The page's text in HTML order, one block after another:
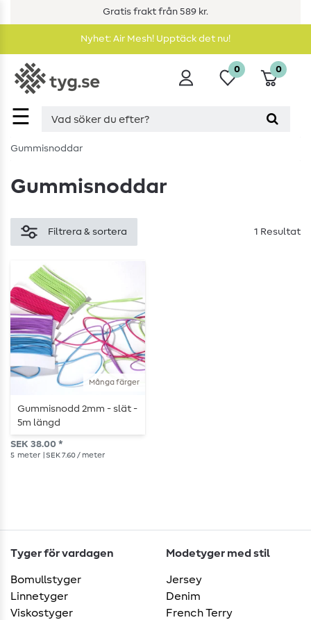
Gratis frakt från 589 kr.
Nyhet: Air Mesh! Upptäck det nu!
☰
0 0
Gummisnoddar
Gummisnoddar
Filtrera & sortera 1 Resultat
Många färger
Gummisnodd 2mm - slät -
5m längd
SEK 38.00 *
5 meter | SEK 7.60 / meter
Tyger för vardagen
Bomullstyger
Linnetyger
Viskostyger
Modetyger med stil
Jersey
Denim
French Terry